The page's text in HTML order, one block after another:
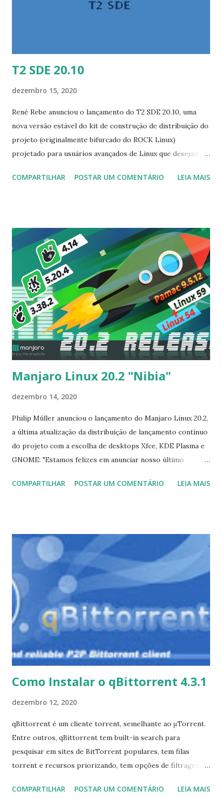
T2 SDE 20.10
dezembro 15, 2020
René Rebe anunciou o lançamento do T2 SDE 20.10, uma
nova versão estável do kit de construção de distribuição do
projeto (originalmente bifurcado do ROCK Linux)
projetado para usuários avançados de Linux que desejam
chega após dez anos de desenvolvimento: "Após uma
20.10. A versão 20.10 recebeu atualizações em toda a linha ,
enquanto um grande alvo de trabalho era adicionar novo
suporte de arquitetura para arm64 e RISCV, bem como
melhorar ainda mais a compilação cruzada - todas as
imagens ISO oficiais agora são totalmente cruzadas. Mais
de 13.800 revisões do Subversion indicam a magnitude do
lançamento, com mais de 1.000 novos pacotes, novos
recursos e várias outras melhorias e correções, incluindo o
kernel Linux mais recente, GCC, LLVM, Clang, Rust, ...
COMPARTILHAR POSTAR UM COMENTÁRIO LEIA MAIS
Manjaro Linux 20.2 "Nibia"
dezembro 14, 2020
Philip Müller anunciou o lançamento do Manjaro Linux 20.2,
a última atualização da distribuição de lançamento contínuo
do projeto com a escolha de desktops Xfce, KDE Plasma e
GNOME: "Estamos felizes em anunciar nosso último
GNOME é o epicentro de novos recursos empolgantes. Ela
melhorada, controles dos pais, excelente tour de boas-
vindas, bem como muitos outros recursos. A instalação no
estilo OEM torna o processo de instalação extremamente
simples e o Gnome-Initial-Setup permite que você instale
facilmente o Manjaro para outras pessoas. O Application-
Utility do Manjaro também tem muitas melhorias,
permitindo escolher facilmente seus navegadores
favoritos, suítes de escritório e gerenciadores de senha.
Também incluímos duas formas excelentes de revestimen...
COMPARTILHAR POSTAR UM COMENTÁRIO LEIA MAIS
Como Instalar o qBittorrent 4.3.1
dezembro 12, 2020
qBittorrent é um cliente torrent, semelhante ao μTorrent.
Entre outros, qBittorrent tem built-in search para
pesquisar em sites de BitTorrent populares, tem filas
torrent e recursos priorizando, tem opções de filtragem
limitações de largura de banda. A última versão disponível é
COMPARTILHAR POSTAR UM COMENTÁRIO LEIA MAIS